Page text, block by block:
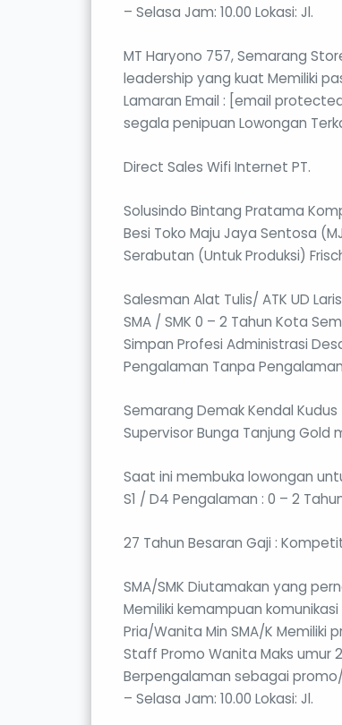
– Selasa Jam: 10.00 Lokasi: Jl.
MT Haryono 757, Semarang
leadership yang kuat Memiliki
Lamaran Email : [email
segala penipuan Lowongan
Direct Sales Wifi Internet PT.
Solusindo Bintang Pratama
Besi Toko Maju Jaya Sentosa
Serabutan (Untuk Produksi)
Salesman Alat Tulis/ ATK UD
SMA / SMK 0 – 2 Tahun Kota
Simpan Profesi Administrasi
Pengalaman Tanpa
Semarang Demak Kendal
Supervisor Bunga Tanjung
Saat ini membuka lowongan
S1 / D4 Pengalaman : 0 – 2
27 Tahun Besaran Gaji :
SMA/SMK Diutamakan yang
Memiliki kemampuan
Pria/Wanita Min SMA/K
Staff Promo Wanita Maks umur
Berpengalaman sebagai
– Selasa Jam: 10.00 Lokasi: Jl.